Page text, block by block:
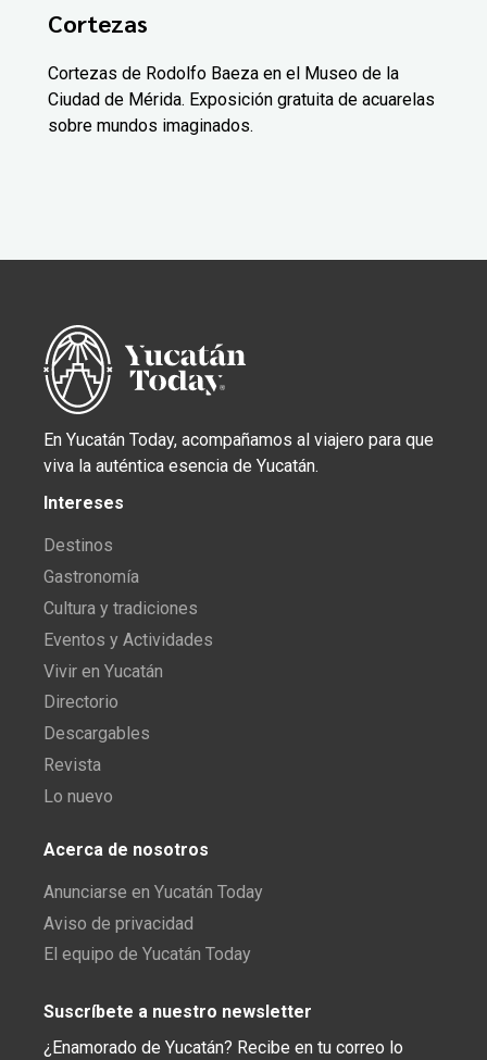
Cortezas
Cortezas de Rodolfo Baeza en el Museo de la
Ciudad de Mérida. Exposición gratuita de acuarelas
sobre mundos imaginados.
En Yucatán Today, acompañamos al viajero para que
viva la auténtica esencia de Yucatán.
Intereses
Destinos
Gastronomía
Cultura y tradiciones
Eventos y Actividades
Vivir en Yucatán
Directorio
Descargables
Revista
Lo nuevo
Acerca de nosotros
Anunciarse en Yucatán Today
Aviso de privacidad
El equipo de Yucatán Today
Suscríbete a nuestro newsletter
¿Enamorado de Yucatán? Recibe en tu correo lo